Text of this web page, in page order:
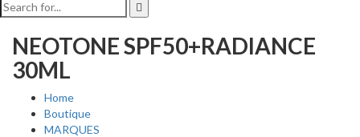
NEOTONE SPF50+RADIANCE
30ML
Home
Boutique
MARQUES